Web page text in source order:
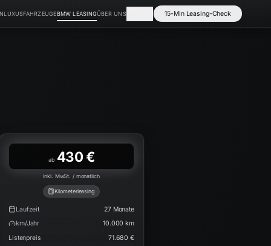
LUXUSFAHRZEUGEBMW LEASINGÜBER UNSKONTAKT 15-Min Leasing-Check
ab 430 €
inkl. MwSt. / monatlich
Kilometerleasing
Laufzeit 27Monate
km/Jahr
10.000 km
Listenpreis
71.680 €